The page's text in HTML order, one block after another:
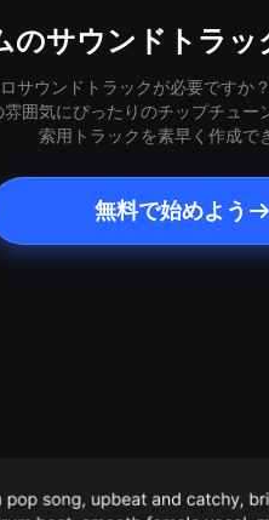
のサウンドトラ
サウンドトラックが必要ですか
囲気にぴったりのチップチュ
索用トラックを素早く作成で
無料で始めよう